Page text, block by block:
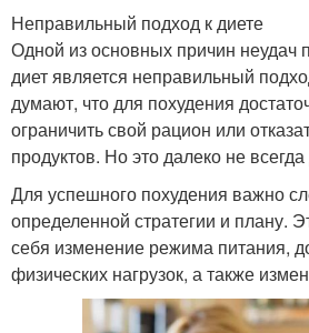
Неправильный подход к диете
Одной из основных причин неудач
диет является неправильный
думают, что для похудения
ограничить свой рацион или
продуктов. Но это далеко не
Для успешного похудения важно
определенной стратегии и плану.
себя изменение режима питания,
физических нагрузок, а также